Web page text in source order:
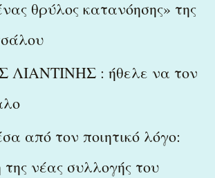
θρύλος κατανόησης» της
: ήθελε να τον
από τον ποιητικό λόγο:
νέας συλλογής του